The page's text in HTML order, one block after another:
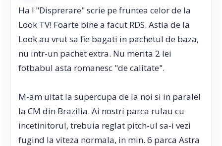
Ha ! "Disprerare" scrie pe fruntea celor de la
Look TV! Foarte bine a facut RDS. Astia de la
Look au vrut sa fie bagati in pachetul de baza,
nu intr-un pachet extra. Nu merita 2 lei
fotbabul asta romanesc "de calitate".
M-am uitat la supercupa de la noi si in paralel
la CM din Brazilia. Ai nostri parca rulau cu
incetinitorul, trebuia reglat pitch-ul sa-i vezi
fugind la viteza normala, in min. 6 parca Astra